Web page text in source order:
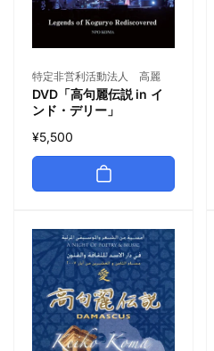
特定非営利活動法人 高麗
DVD「高句麗伝説 in イ
ンド・デリー」
¥5,500